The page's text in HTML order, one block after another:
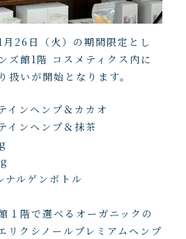
月26日（火）の期間限定とし
ズ館1階 コスメティクス内に
扱いが開始となります。
インヘンプ＆カカオ
インヘンプ＆抹茶
ナルゲンボトル
１階で選べるオーガニックの
リクシノールプレミアムヘンプ